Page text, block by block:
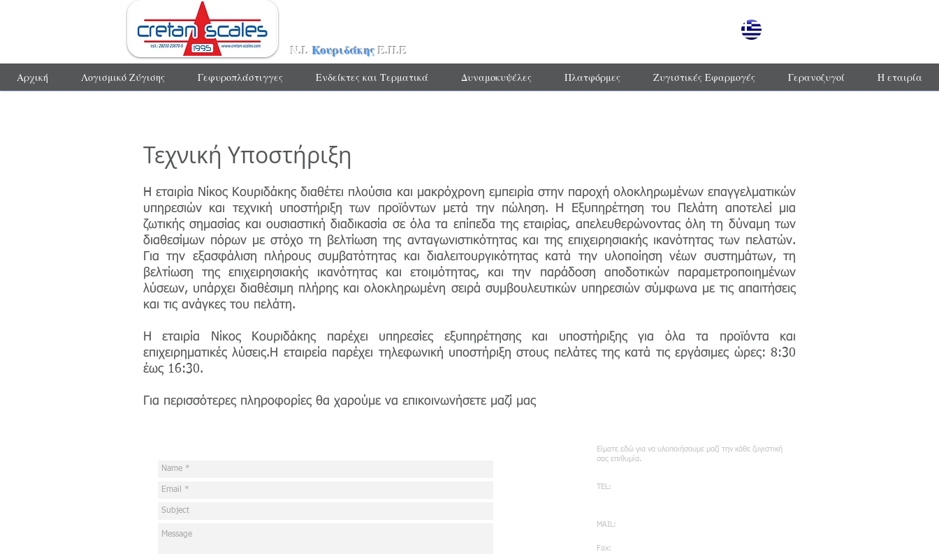
Ν.Ι.ΚουριδάκηςΕ.Π.Ε
Αρχική Λογισμικό Ζύγισης Γεφυροπλάστιγγες Ενδείκτες και Τερματικά Δυναμοκυψέλες Πλατφόρμες Ζυγιστικές Εφαρμογές Γερανοζυγοί Η εταιρία
Τεχνική Υποστήριξη
H εταιρία Νίκος Κουριδάκης διαθέτει πλούσια και μακρόχρονη εμπειρία στην παροχή ολοκληρωμένων επαγγελματικών
υπηρεσιών και τεχνική υποστήριξη των προϊόντων μετά την πώληση. Η Εξυπηρέτηση του Πελάτη αποτελεί μια
ζωτικής σημασίας και ουσιαστική διαδικασία σε όλα τα επίπεδα της εταιρίας, απελευθερώνοντας όλη τη δύναμη των
διαθεσίμων πόρων με στόχο τη βελτίωση της ανταγωνιστικότητας και της επιχειρησιακής ικανότητας των πελατών.
Για την εξασφάλιση πλήρους συμβατότητας και διαλειτουργικότητας κατά την υλοποίηση νέων συστημάτων, τη
βελτίωση της επιχειρησιακής ικανότητας και ετοιμότητας, και την παράδοση αποδοτικών παραμετροποιημένων
λύσεων, υπάρχει διαθέσιμη πλήρης και ολοκληρωμένη σειρά συμβουλευτικών υπηρεσιών σύμφωνα με τις απαιτήσεις
και τις ανάγκες του πελάτη.
Η εταιρία Νίκος Κουριδάκης παρέχει υπηρεσίες εξυπηρέτησης και υποστήριξης για όλα τα προϊόντα και
επιχειρηματικές λύσεις.Η εταιρεία παρέχει τηλεφωνική υποστήριξη στους πελάτες της κατά τις εργάσιμες ώρες: 8:30
έως 16:30.
Για περισσότερες πληροφορίες θα χαρούμε να επικοινωνήσετε μαζί μας
Είματε εδώ για να υλοποιήσουμε μαζί την κάθε ζυγιστική
σας επιθυμία.
TEL:
MAIL:
Fax: